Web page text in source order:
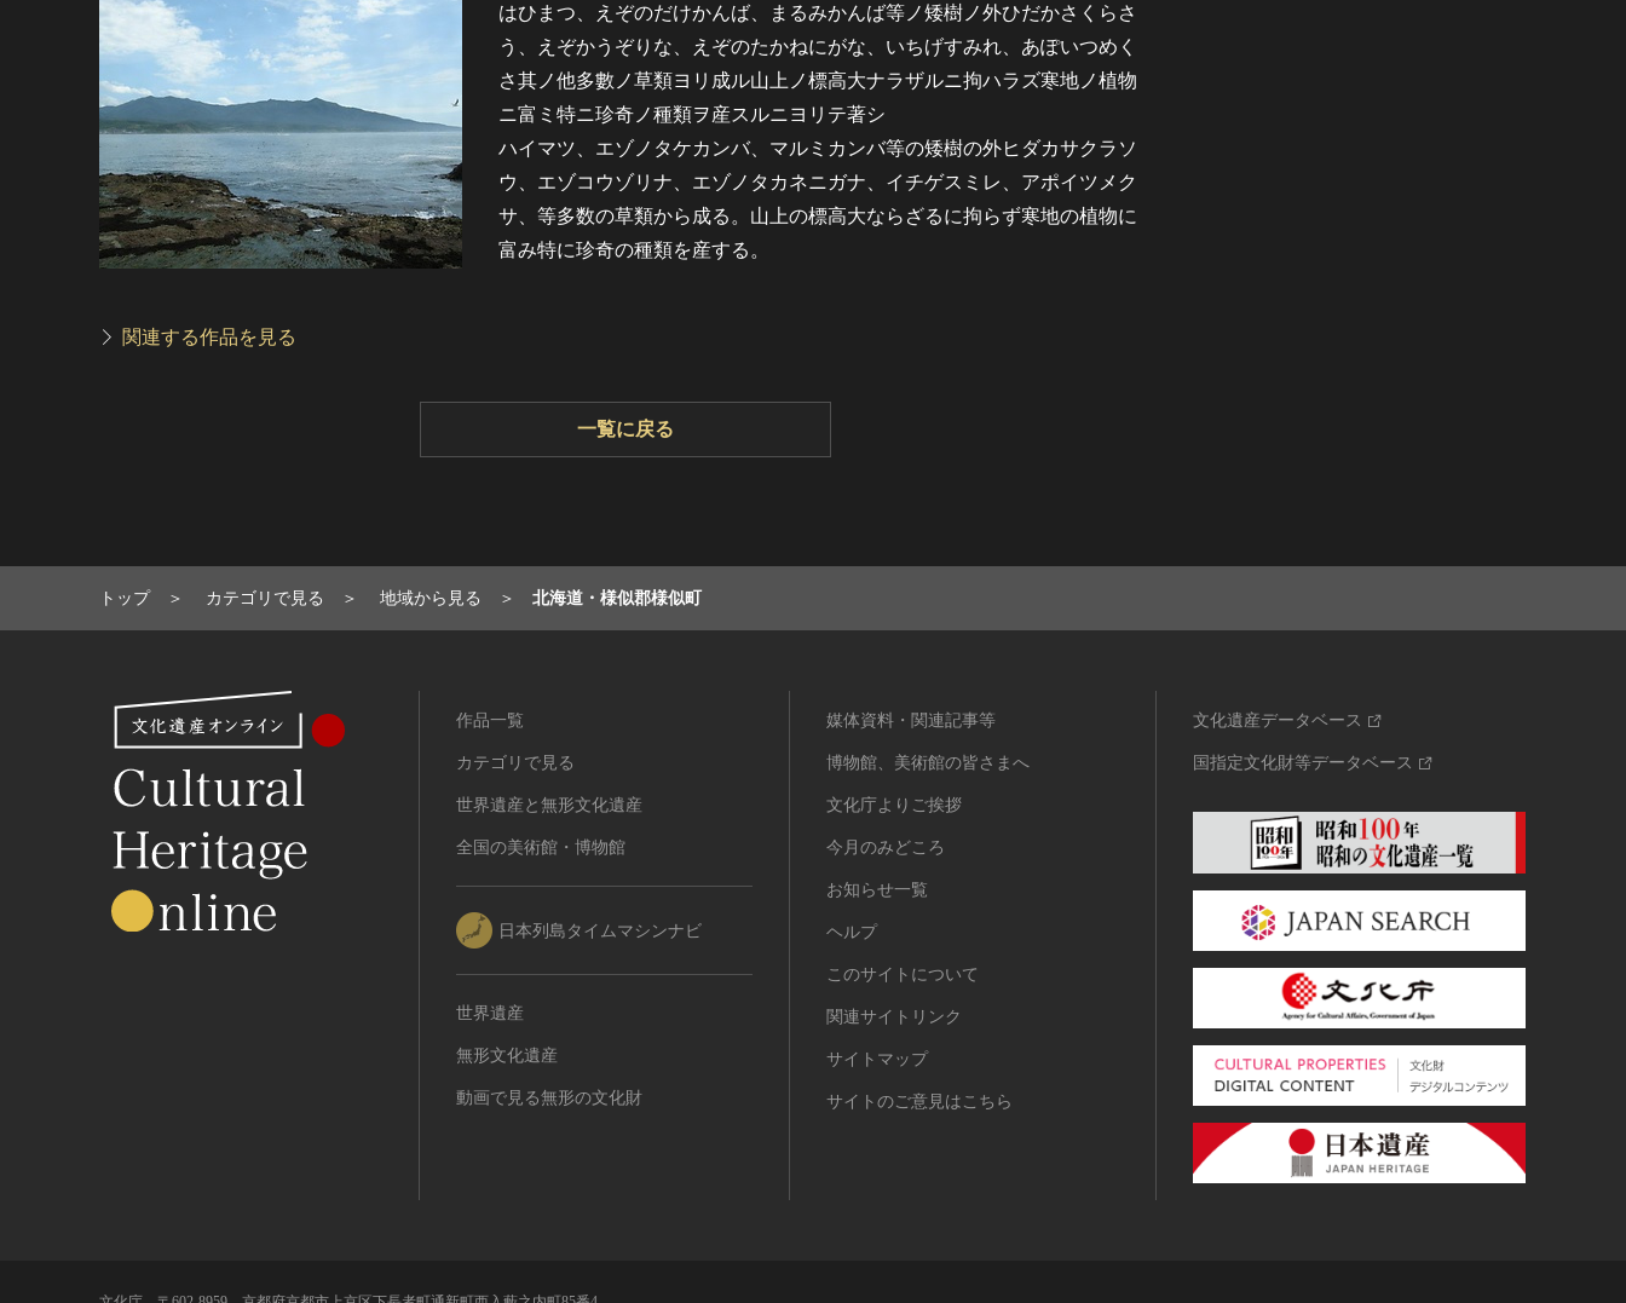
はひまつ、えぞのだけかんば、まるみかんば等ノ矮樹ノ外ひだかさくらさ
う、えぞかうぞりな、えぞのたかねにがな、いちげすみれ、あぽいつめく
さ其ノ他多數ノ草類ヨリ成ル山上ノ標高大ナラザルニ拘ハラズ寒地ノ植物
ニ富ミ特ニ珍奇ノ種類ヲ産スルニヨリテ著シ
ハイマツ、エゾノタケカンバ、マルミカンバ等の矮樹の外ヒダカサクラソ
ウ、エゾコウゾリナ、エゾノタカネニガナ、イチゲスミレ、アポイツメク
サ、等多数の草類から成る。山上の標高大ならざるに拘らず寒地の植物に
富み特に珍奇の種類を産する。
関連する作品を見る
一覧に戻る
トップ カテゴリで見る 地域から見る 北海道・様似郡様似町
作品一覧
カテゴリで見る
世界遺産と無形文化遺産
全国の美術館・博物館
日本列島タイムマシンナビ
世界遺産
無形文化遺産
動画で見る無形の文化財
媒体資料・関連記事等
博物館、美術館の皆さまへ
文化庁よりご挨拶
今月のみどころ
お知らせ一覧
ヘルプ
このサイトについて
関連サイトリンク
サイトマップ
サイトのご意見はこちら
文化遺産データベース
国指定文化財等データベース